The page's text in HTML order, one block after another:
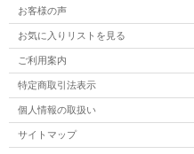
お客様の声
お気に入りリストを見る
ご利用案内
特定商取引法表示
個人情報の取扱い
サイトマップ